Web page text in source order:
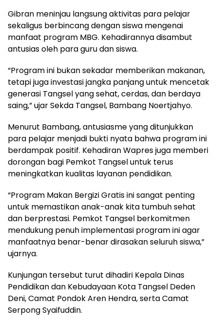
Gibran meninjau langsung aktivitas para pelajar
sekaligus berbincang dengan siswa mengenai
manfaat program MBG. Kehadirannya disambut
antusias oleh para guru dan siswa.
“Program ini bukan sekadar memberikan makanan,
tetapi juga investasi jangka panjang untuk mencetak
generasi Tangsel yang sehat, cerdas, dan berdaya
saing,” ujar Sekda Tangsel, Bambang Noertjahyo.
Menurut Bambang, antusiasme yang ditunjukkan
para pelajar menjadi bukti nyata bahwa program ini
berdampak positif. Kehadiran Wapres juga memberi
dorongan bagi Pemkot Tangsel untuk terus
meningkatkan kualitas layanan pendidikan.
“Program Makan Bergizi Gratis ini sangat penting
untuk memastikan anak-anak kita tumbuh sehat
dan berprestasi. Pemkot Tangsel berkomitmen
mendukung penuh implementasi program ini agar
manfaatnya benar-benar dirasakan seluruh siswa,”
ujarnya.
Kunjungan tersebut turut dihadiri Kepala Dinas
Pendidikan dan Kebudayaan Kota Tangsel Deden
Deni, Camat Pondok Aren Hendra, serta Camat
Serpong Syaifuddin.